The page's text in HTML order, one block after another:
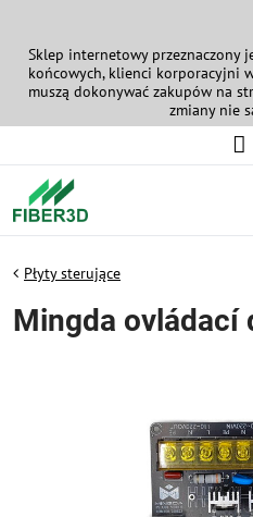
Sklep internetowy przeznaczony
końcowych, klienci korporacyjni
muszą dokonywać zakupów na
zmiany nie
Płyty sterujące
Mingda ovládací